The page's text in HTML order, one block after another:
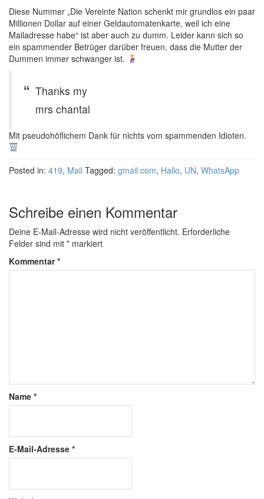
Diese Nummer „Die Vereinte Nation schenkt mir grundlos ein paar
Millionen Dollar auf einer Geldautomatenkarte, weil ich eine
Mailadresse habe“ ist aber auch zu dumm. Leider kann sich so
ein spammender Betrüger darüber freuen, dass die Mutter der
Dummen immer schwanger ist.
Thanks my
mrs chantal
Mit pseudohöflichem Dank für nichts vom spammenden Idioten.
Posted in: 419, Mail Tagged: gmail.com, Hallo, UN, WhatsApp
Schreibe einen Kommentar
Deine E-Mail-Adresse wird nicht veröffentlicht. Erforderliche
Felder sind mit * markiert
Kommentar*
Name *
E-Mail-Adresse *